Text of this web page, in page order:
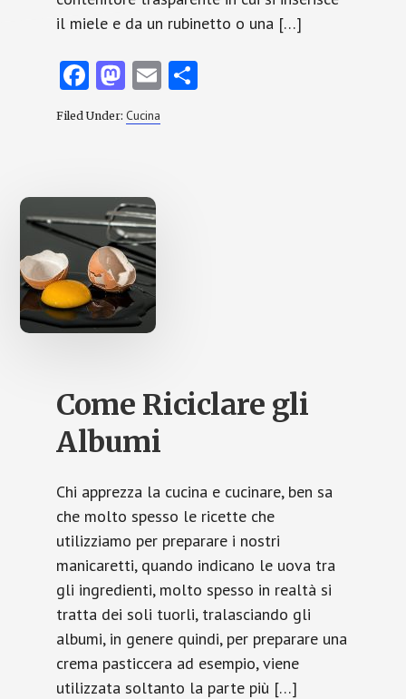
il miele e da un rubinetto o una […]
Fa
ce
o
k
M
as
to
o
n
E
Filed Under:Cucina
Come Riciclare gli
Albumi
Chi apprezza la cucina e cucinare, ben sa
che molto spesso le ricette che
utilizziamo per preparare i nostri
manicaretti, quando indicano le uova tra
gli ingredienti, molto spesso in realtà si
tratta dei soli tuorli, tralasciando gli
albumi, in genere quindi, per preparare una
crema pasticcera ad esempio, viene
utilizzata soltanto la parte più […]